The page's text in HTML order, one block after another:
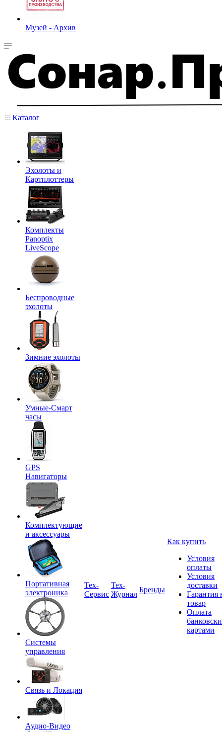
Музей - Архив
Каталог
Эхолоты и
Картплоттеры
Комплекты
Panoptix
LiveScope
Беспроводные
эхолоты
Зимние эхолоты
Умные-Смарт
часы
GPS
Навигаторы
Комплектующие
и аксессуары
Портативная
электроника
Системы
управления
Связь и Локация
Аудио-Видео
Tex-
Сервис
Тех-
Журнал
Бренды
Как купить
Условия
оплаты
Условия
доставки
Гарантия
товар
Оплата
картами